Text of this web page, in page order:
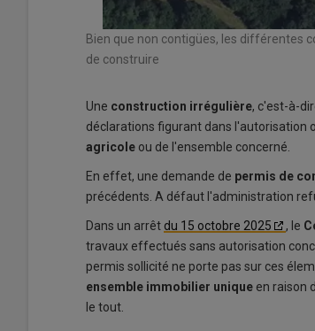
Bien que non contigües, les différentes
de construire
Une construction irrégulière, c'est-à-
déclarations figurant dans l'autorisation
agricole ou de l'ensemble concerné.
En effet, une demande de permis de
précédents. A défaut l'administration
Dans un arrêt du 15 octobre 2025 , le
travaux effectués sans autorisation
permis sollicité ne porte pas sur ces
ensemble immobilier unique en raison
le tout.